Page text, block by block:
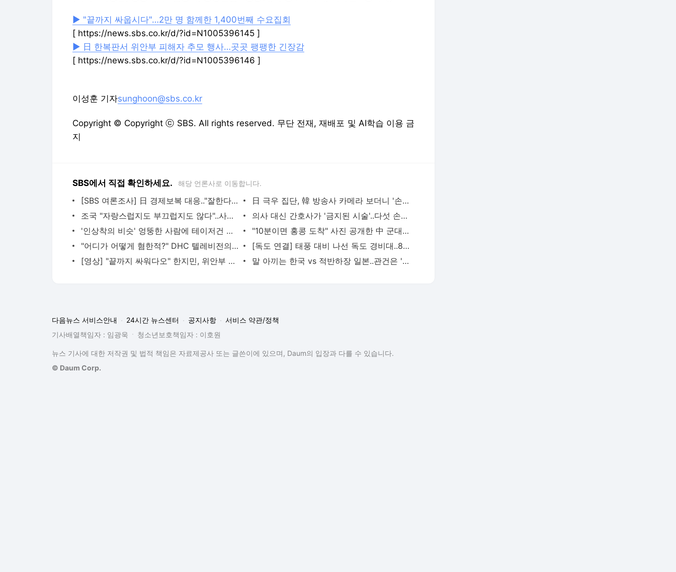
▶ "끝까지 싸웁시다"…2만 명 함께한 1,400번째 수요집회
[ https://news.sbs.co.kr/d/?id=N1005396145 ]
▶ 日 한복판서 위안부 피해자 추모 행사…곳곳 팽팽한 긴장감
[ https://news.sbs.co.kr/d/?id=N1005396146 ]
이성훈 기자sunghoon@sbs.co.kr
Copyright © Copyright ⓒ SBS. All rights reserved. 무단 전재, 재배포 및 AI학습 이용 금
지
SBS에서 직접 확인하세요. 해당 언론사로 이동합니다.
[SBS 여론조사] 日 경제보복 대응.."잘한다 56.2% vs 못한다 38.3%"
日 극우 집단, 韓 방송사 카메라 보더니 '손짓'..도발 발언
조국 "자랑스럽지도 부끄럽지도 않다"..사노맹 사건 무엇?
의사 대신 간호사가 '금지된 시술'..다섯 손가락 잃은 아이
'인상착의 비슷' 엉뚱한 사람에 테이저건 쏜 경찰의 해명
"10분이면 홍콩 도착" 사진 공개한 中 군대..SNS로 위협
"어디가 어떻게 혐한적?" DHC 텔레비전의 적반하장 반박문
[독도 연결] 태풍 대비 나선 독도 경비대..8·15 행사 취소
[영상] "끝까지 싸워다오" 한지민, 위안부 기림식 편지 읽다 '울컥'
말 아끼는 한국 vs 적반하장 일본..관건은 '日의 선택'
다음뉴스 서비스안내 24시간 뉴스센터 공지사항
서비스 약관/정책
기사배열책임자 : 임광욱
청소년보호책임자 : 이호원
뉴스 기사에 대한 저작권 및 법적 책임은 자료제공사 또는 글쓴이에 있으며, Daum의 입장과 다를 수 있습니다.
© Daum Corp.